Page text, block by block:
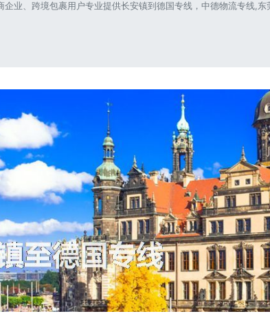
企业、跨境包裹用户专业提供长安镇到德国专线，中德物流专线